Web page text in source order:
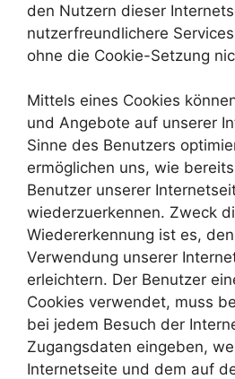
den Nutzern dieser
nutzerfreundlichere
ohne die Cookie-Setzung
Mittels eines Cookies
und Angebote auf unserer
Sinne des Benutzers
ermöglichen uns, wie
Benutzer unserer
wiederzuerkennen. Zweck
Wiedererkennung ist es,
Verwendung unserer
erleichtern. Der Benutzer
Cookies verwendet, muss
bei jedem Besuch der
Zugangsdaten eingeben,
Internetseite und dem auf